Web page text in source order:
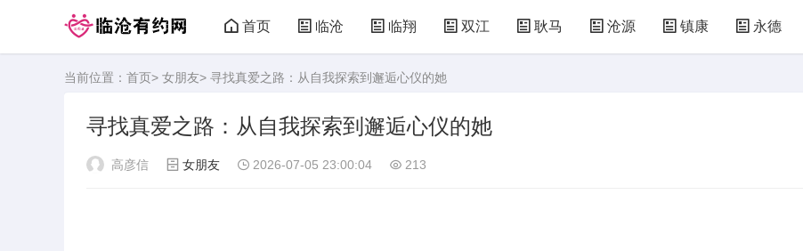
首页 临沧 临翔 双江 耿马 沧源 镇康 永德
当前位置： 首页> 女朋友> 寻找真爱之路：从自我探索到邂逅心仪的她
寻找真爱之路：从自我探索到邂逅心仪的她
高彦信 女朋友 2026-07-05 23:00:04 213